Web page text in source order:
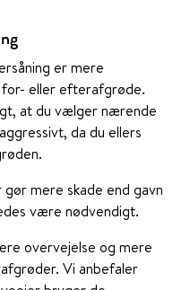
er mere
eller efterafgrøde.
at du vælger nærende
da du ellers
mere skade end gavn
være nødvendigt.
overvejelse og mere
Vi anbefaler